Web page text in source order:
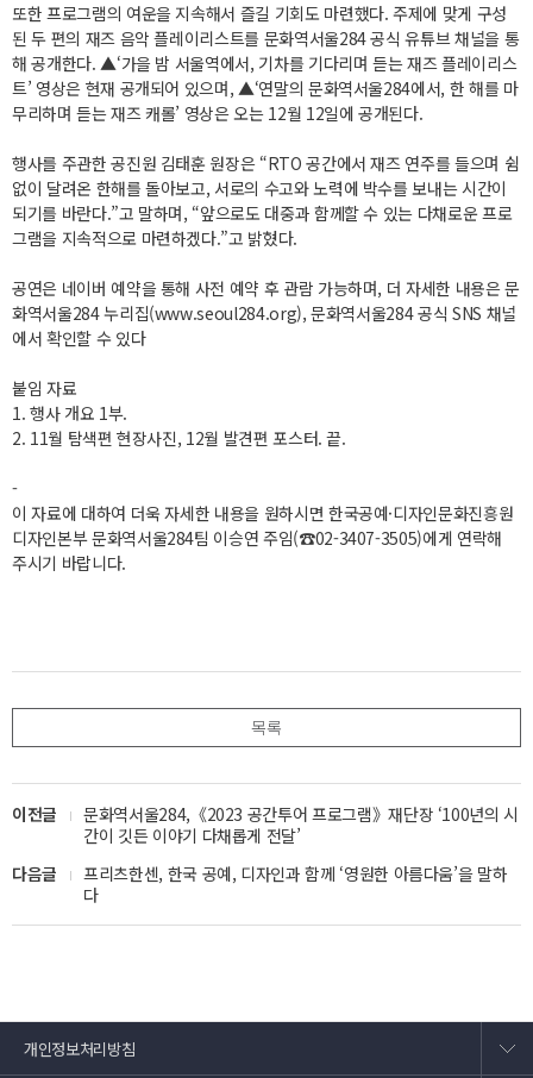
또한 프로그램의 여운을 지속해서 즐길 기회도 마련했다. 주제에 맞게 구성
된 두 편의 재즈 음악 플레이리스트를 문화역서울284 공식 유튜브 채널을 통
해 공개한다. ▲‘가을 밤 서울역에서, 기차를 기다리며 듣는 재즈 플레이리스
트’ 영상은 현재 공개되어 있으며, ▲‘연말의 문화역서울284에서, 한 해를 마
무리하며 듣는 재즈 캐롤’ 영상은 오는 12월 12일에 공개된다.
행사를 주관한 공진원 김태훈 원장은 “RTO 공간에서 재즈 연주를 들으며 쉼
없이 달려온 한해를 돌아보고, 서로의 수고와 노력에 박수를 보내는 시간이
되기를 바란다.”고 말하며, “앞으로도 대중과 함께할 수 있는 다채로운 프로
그램을 지속적으로 마련하겠다.”고 밝혔다.
공연은 네이버 예약을 통해 사전 예약 후 관람 가능하며, 더 자세한 내용은 문
화역서울284 누리집(www.seoul284.org), 문화역서울284 공식 SNS 채널
에서 확인할 수 있다
붙임 자료
1. 행사 개요 1부.
2. 11월 탐색편 현장사진, 12월 발견편 포스터. 끝.
-
이 자료에 대하여 더욱 자세한 내용을 원하시면 한국공예·디자인문화진흥원
디자인본부 문화역서울284팀 이승연 주임(☎02-3407-3505)에게 연락해
주시기 바랍니다.
목록
이전글
문화역서울284,《2023 공간투어 프로그램》재단장 ‘100년의 시
간이 깃든 이야기 다채롭게 전달’
다음글
프리츠한센, 한국 공예, 디자인과 함께 ‘영원한 아름다움’을 말하
다
개인정보처리방침